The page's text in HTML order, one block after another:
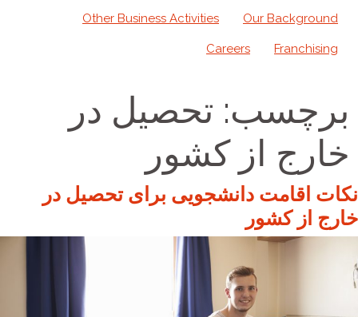
Our Background
Other Business Activities
Franchising
Careers
برچسب: تحصیل در
خارج از کشور
نکات اقامت دانشجویی برای تحصیل در
خارج از کشور